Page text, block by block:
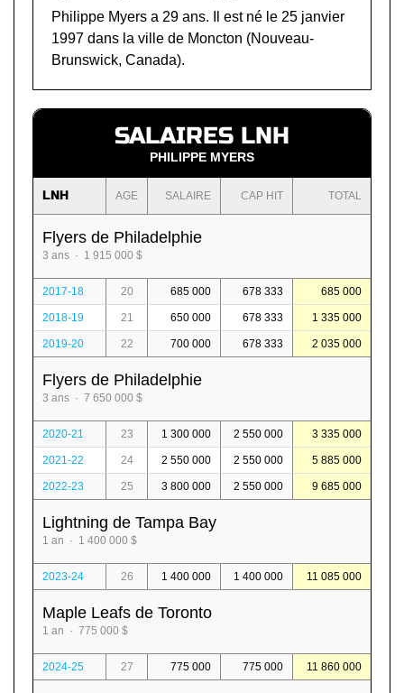
Philippe Myers a 29 ans. Il est né le 25 janvier
1997 dans la ville de Moncton (Nouveau-
Brunswick, Canada).
SALAIRES LNH
PHILIPPE MYERS
LNH AGE SALAIRE CAP HIT TOTAL
Flyers de Philadelphie
3 ans · 1 915 000 $
2017-18 20 685 000 678 333 685 000
2018-19 21 650 000 678 333 1 335 000
2019-20 22 700 000 678 333 2 035 000
Flyers de Philadelphie
3 ans · 7 650 000 $
2020-21 23 1 300 000 2 550 000 3 335 000
2021-22 24 2 550 000 2 550 000 5 885 000
2022-23 25 3 800 000 2 550 000 9 685 000
Lightning de Tampa Bay
1 an · 1 400 000 $
2023-24 26 1 400 000 1 400 000 11 085 000
Maple Leafs de Toronto
1 an · 775 000 $
2024-25 27 775 000 775 000 11 860 000